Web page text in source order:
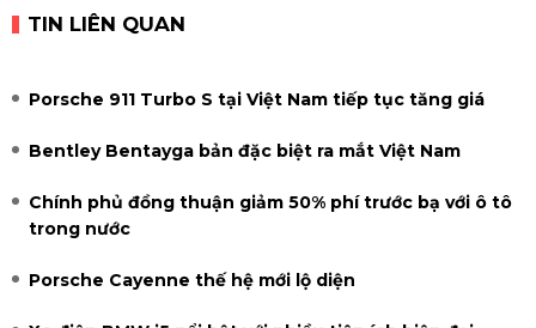
TIN LIÊN QUAN
Porsche 911 Turbo S tại Việt Nam tiếp tục tăng giá
Bentley Bentayga bản đặc biệt ra mắt Việt Nam
Chính phủ đồng thuận giảm 50% phí trước bạ với ô tô
trong nước
Porsche Cayenne thế hệ mới lộ diện